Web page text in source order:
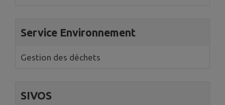
Service Environnement
Gestion des déchets
SIVOS